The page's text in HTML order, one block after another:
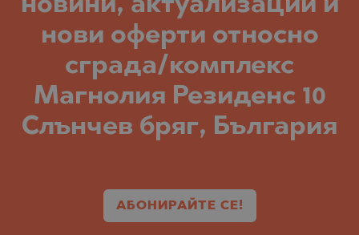
новини, актуализации и
нови оферти относно
сграда/комплекс
Магнолия Резиденс 10
Слънчев бряг, България
АБОНИРАЙТЕ СЕ!